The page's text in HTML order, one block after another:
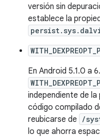
versión sin
establece la
En Android 5.1.0 a
independiente de
código compilado
reubicarse de
/
lo que ahorra